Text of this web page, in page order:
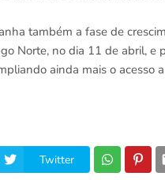
também a fase de
Norte, no dia 11 de abril,
ainda mais o acesso
Twitter